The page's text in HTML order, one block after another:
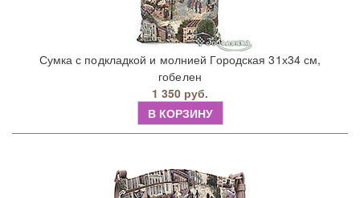
Сумка с подкладкой и молнией Городская 31х34 см,
гобелен
1 350 руб.
В КОРЗИНУ